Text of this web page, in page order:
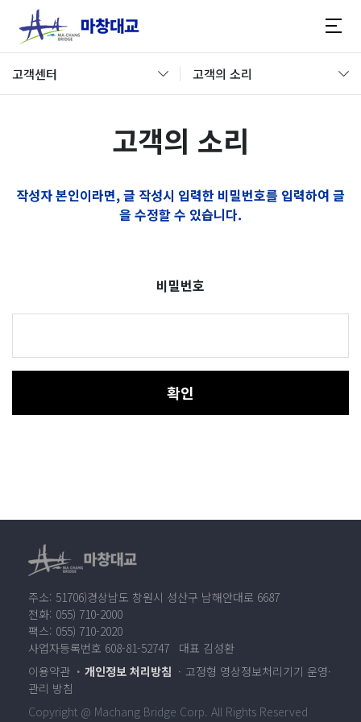
고객센터 고객의 소리
고객의 소리
작성자 본인이라면, 글 작성시 입력한 비밀번호를 입력하여 글
을 수정할 수 있습니다.
비밀번호
확인
주소: 51706)경상남도 창원시 성산구 남해안대로 6687
전화: 055) 710-2000
팩스: 055) 710-2020
사업자등록번호 608-81-52747 대표 김성환
이용약관
개인정보 처리방침
고정형 영상정보처리기기 운영·
관리 방침
Copyright @ Machang Bridge Corp. All Rights Reserved